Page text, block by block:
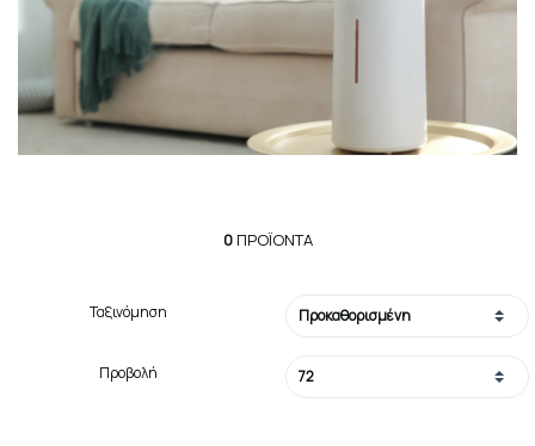
0ΠΡΟΪΌΝΤΑ
Ταξινόμηση
Προβολή